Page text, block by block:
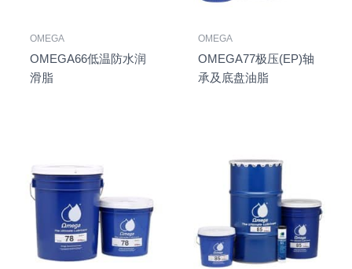
OMEGA
OMEGA66低温防水润
滑脂
OMEGA
OMEGA77极压(EP)轴
承及底盘油脂